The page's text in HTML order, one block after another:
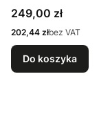
Cena
249,00 zł
Cena
202,44 złbez VAT
Do koszyka